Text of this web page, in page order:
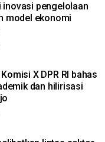
inovasi pengelolaan
model ekonomi
X DPR RI bahas
dan hilirisasi